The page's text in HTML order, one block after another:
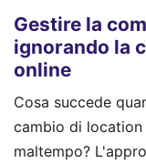
Gestire la
ignorando la
online
Cosa succede
cambio di location
maltempo?